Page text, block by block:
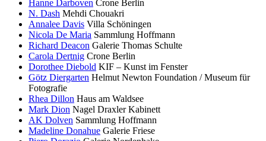
Hanne Darboven Crone Berlin
N. Dash Mehdi Chouakri
Annalee Davis Villa Schöningen
Nicola De Maria Sammlung Hoffmann
Richard Deacon Galerie Thomas Schulte
Carola Dertnig Crone Berlin
Dorothee Diebold KIF – Kunst im Fenster
Götz Diergarten Helmut Newton Foundation / Museum für
Fotografie
Rhea Dillon Haus am Waldsee
Mark Dion Nagel Draxler Kabinett
AK Dolven Sammlung Hoffmann
Madeline Donahue Galerie Friese